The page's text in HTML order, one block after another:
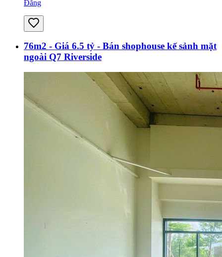
Đăng
76m2 - Giá 6.5 tỷ - Bán shophouse kế sảnh mặt
ngoài Q7 Riverside